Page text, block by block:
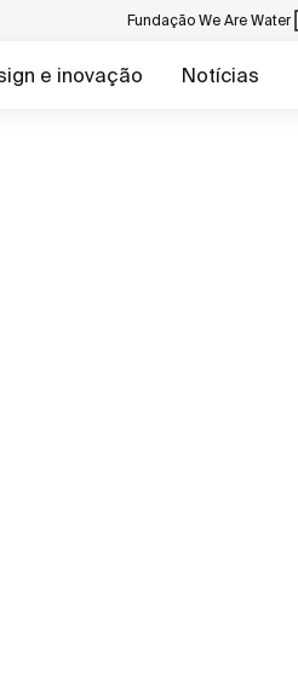
Fundação We Are Water
e inovação Notícias